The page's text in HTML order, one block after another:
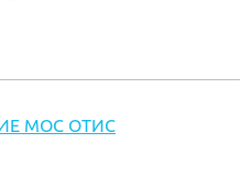
МОС ОТИС